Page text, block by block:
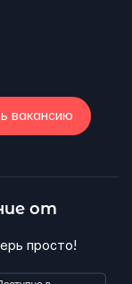
вакансию
от
просто!